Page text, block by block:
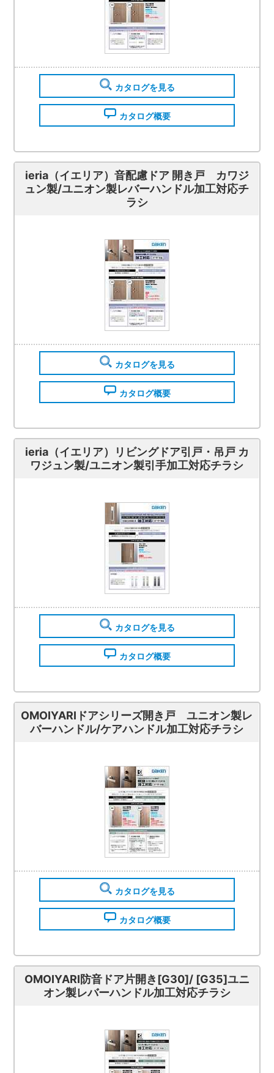
カタログを見る
カタログ概要
ieria（イエリア）音配慮ドア 開き戸 カワジ
ュン製/ユニオン製レバーハンドル加工対応チ
ラシ
カタログを見る
カタログ概要
ieria（イエリア）リビングドア引戸・吊戸 カ
ワジュン製/ユニオン製引手加工対応チラシ
カタログを見る
カタログ概要
OMOIYARIドアシリーズ開き戸 ユニオン製レ
バーハンドル/ケアハンドル加工対応チラシ
カタログを見る
カタログ概要
OMOIYARI防音ドア片開き[G30]/ [G35]ユニ
オン製レバーハンドル加工対応チラシ